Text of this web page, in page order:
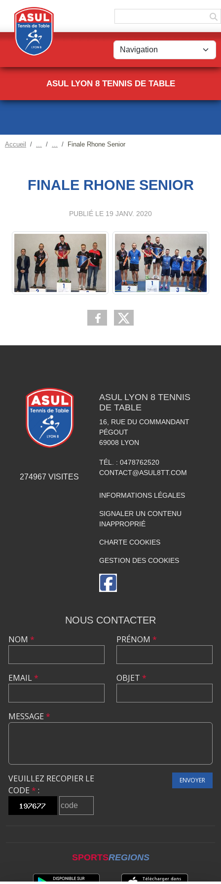
ASUL LYON 8 TENNIS DE TABLE
Accueil Finale Rhone Senior
FINALE RHONE SENIOR
PUBLIÉ LE 19 JANV. 2020
274967 VISITES
ASUL LYON 8 TENNIS
DE TABLE
16, RUE DU COMMANDANT
PÉGOUT
69008 LYON
TÉL. : 0478762520
CONTACT@ASUL8TT.COM
INFORMATIONS LÉGALES
SIGNALER UN CONTENU
INAPPROPRIÉ
CHARTE COOKIES
GESTION DES COOKIES
NOUS CONTACTER
NOM *
EMAIL*
PRÉNOM *
OBJET *
MESSAGE *
VEUILLEZ RECOPIER LE
CODE * :
ENVOYER
SPORTSREGIONS
Panneau de gestion des cookies